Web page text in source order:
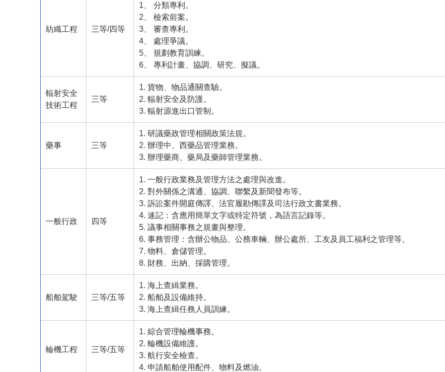
紡織工程 三等/四等
1、 分類專利。
2、 檢索前案。
3、 審查專利。
4、 處理爭議。
5、 規劃教育訓練。
6、 專利計畫、協調、研究、擬議。
輻射安全
技術工程
三等
1. 貨物、物品通關查驗。
2. 輻射安全及防護。
3. 輻射源進出口管制。
藥事 三等
1. 研議藥政管理相關政策法規。
2. 辦理中、西藥品管理業務。
3. 辦理藥商、藥局及藥師管理業務。
一般行政 四等
1. 一般行政業務及管理方法之處理與改進。
2. 對外關係之溝通、協調、聯繫及新聞發布等。
3. 訴訟案件開庭傳譯、法官履勘傳譯及司法行政文書業務。
4. 速記：含應用簡單文字或特定符號，為語言記錄等。
5. 議事相關事務之規畫與整理。
6. 事務管理：含辦公物品、公務車輛、辦公處所、工友及員工福利之管理等。
7. 物料、倉儲管理。
8. 財務、出納、採購管理。
船舶駕駛 三等/五等
1. 海上查緝業務。
2. 船舶及設備維持。
3. 海上查緝任務人員訓練。
輪機工程 三等/五等
1. 綜合管理輪機事務。
2. 輪機設備維護。
3. 航行安全檢查。
4. 申請船舶使用配件、物料及燃油。